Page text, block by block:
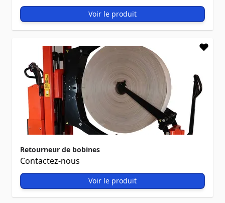
Voir le produit
Retourneur de bobines
Contactez-nous
Voir le produit